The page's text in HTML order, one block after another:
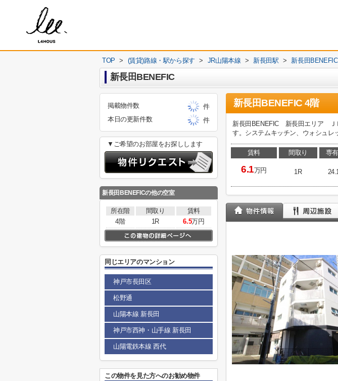
TOP > (賃貸)路線・駅から探す > JR山陽本線 > 新長田駅 > 新長田BENEFIC
新長田BENEFIC
新長田BENEFIC 4階
新長田BENEFIC 新長田エリア Ｊ
す。システムキッチン、ウォシュレ
賃料
6.1万円
間取り
1R
専
掲載物件数
件
本日の更新件数
件
▼ご希望のお部屋をお探しします
新長田BENEFICの他の空室
所在階 間取り
賃料
4階
1R 6.5万円
同じエリアのマンション
神戸市長田区
松野通
山陽本線 新長田
神戸市西神・山手線 新長田
山陽電鉄本線 西代
この物件を見た方へのお勧め物件